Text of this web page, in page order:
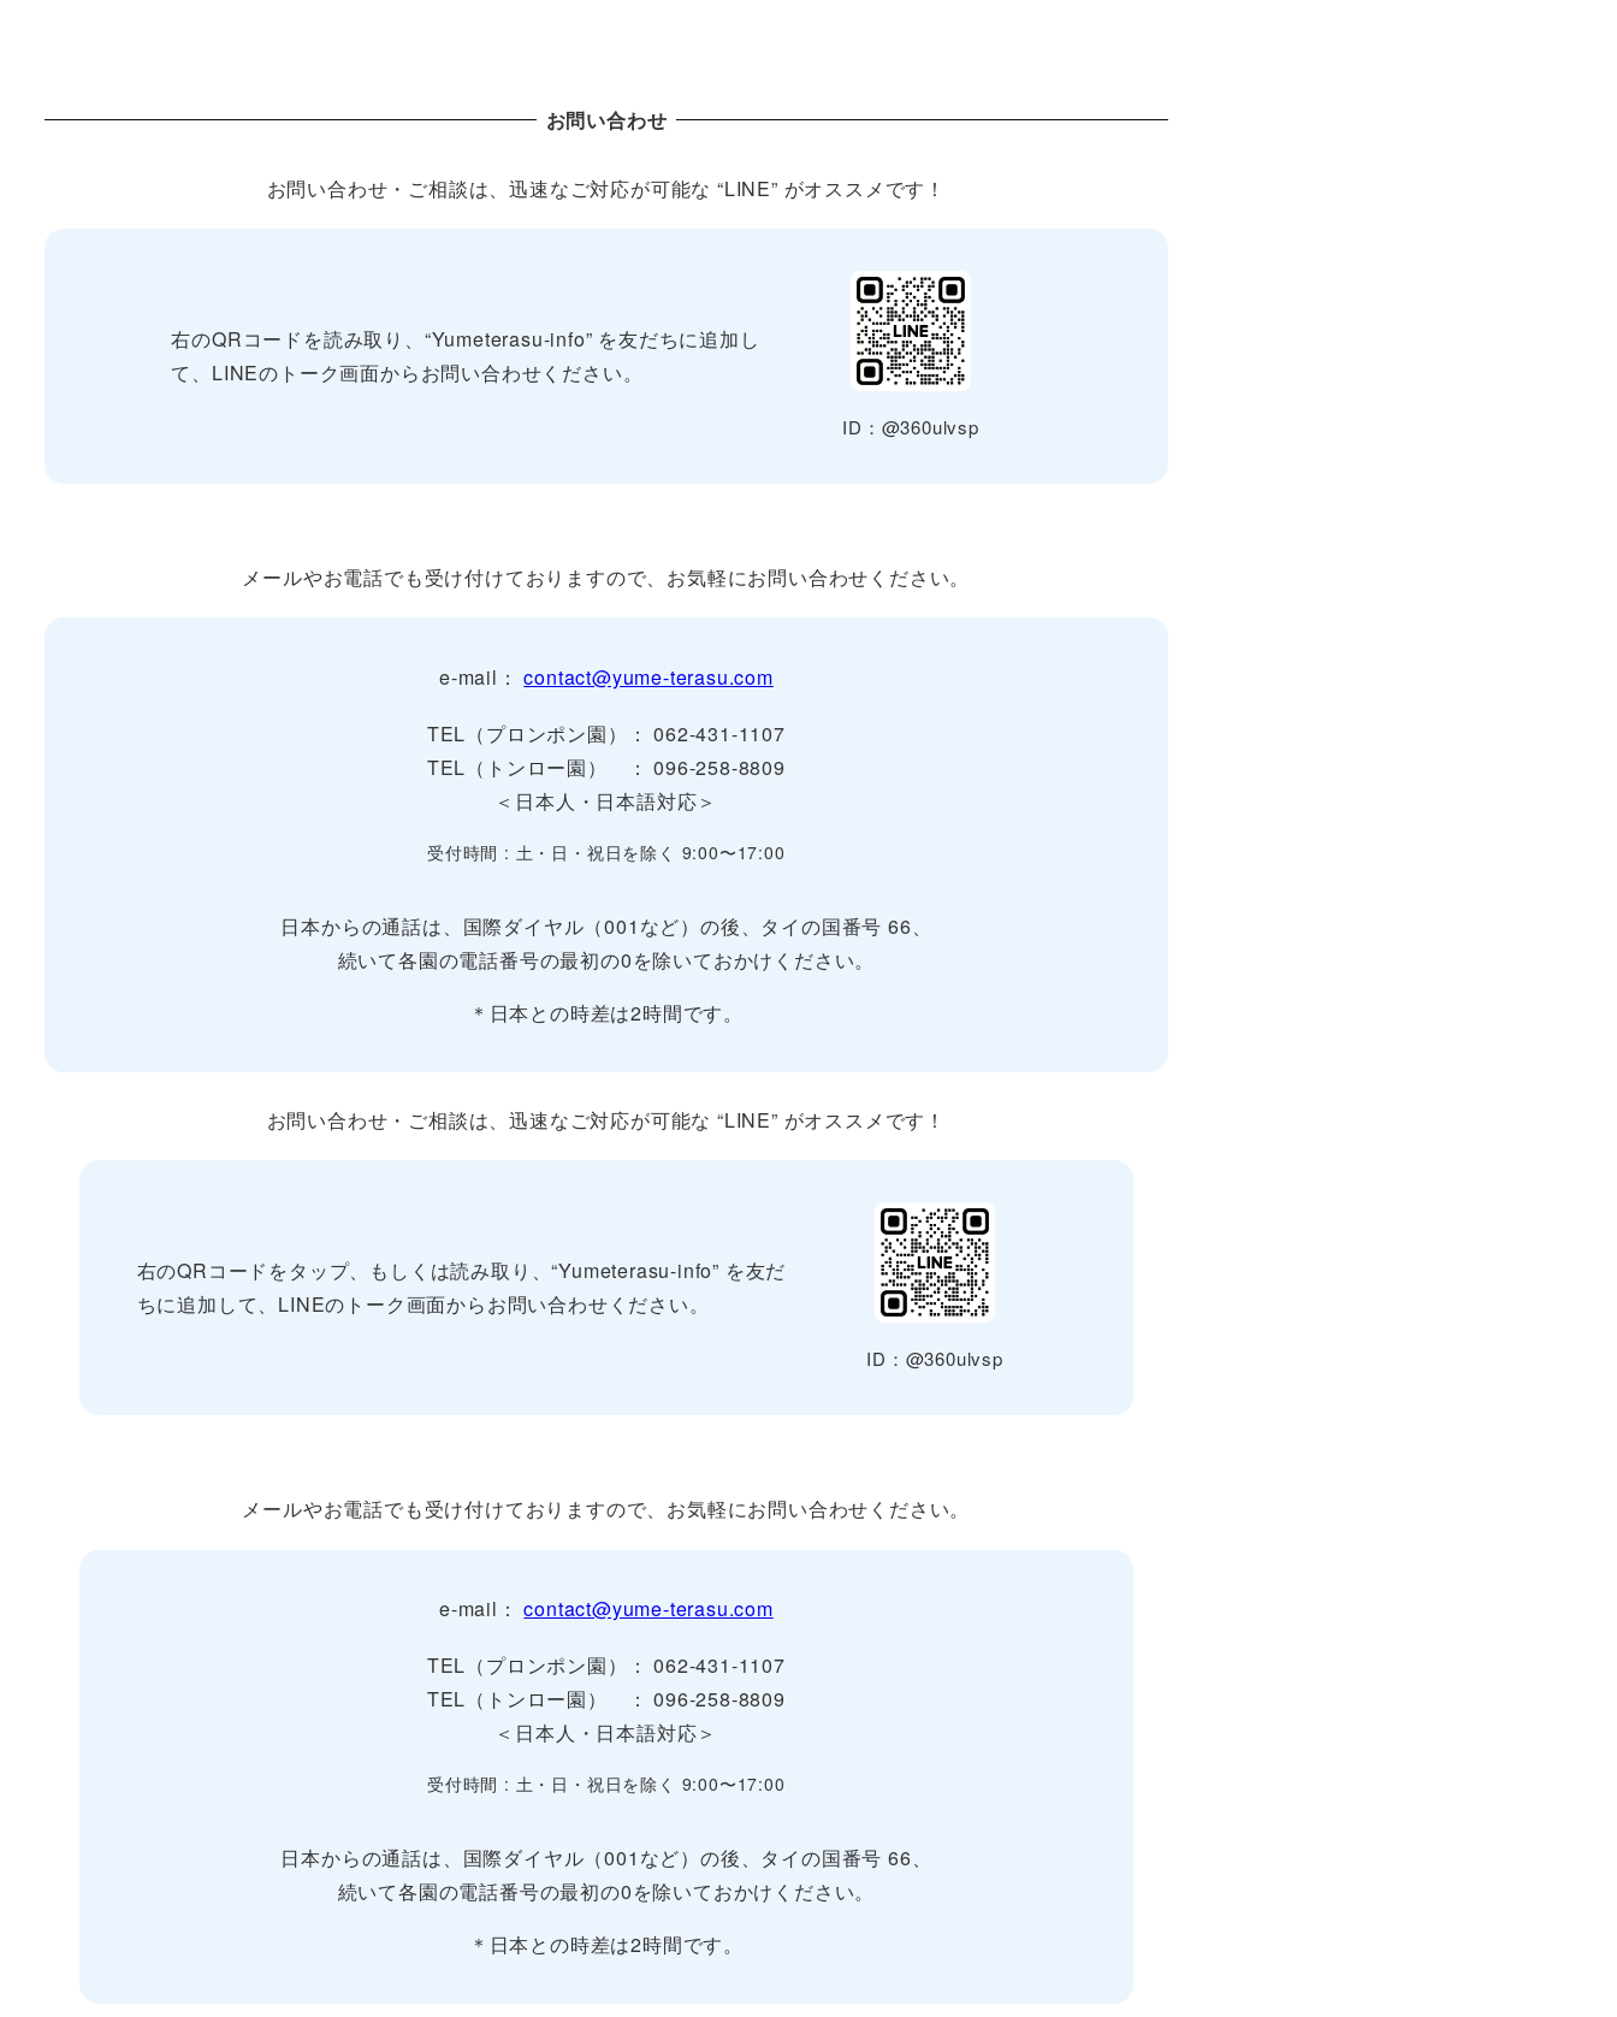
お問い合わせ
お問い合わせ・ご相談は、迅速なご対応が可能な “LINE” がオススメです！
右のQRコードを読み取り、“Yumeterasu-info” を友だちに追加し
て、LINEのトーク画面からお問い合わせください。
ID：@360ulvsp
メールやお電話でも受け付けておりますので、お気軽にお問い合わせください。
e-mail：contact@yume-terasu.com
TEL（プロンポン園）： 062-431-1107
TEL（トンロー園） ： 096-258-8809
＜日本人・日本語対応＞
受付時間 : 土・日・祝日を除く 9:00〜17:00
日本からの通話は、国際ダイヤル（001など）の後、タイの国番号 66、
続いて各園の電話番号の最初の0を除いておかけください。
＊日本との時差は2時間です。
お問い合わせ・ご相談は、迅速なご対応が可能な “LINE” がオススメです！
右のQRコードをタップ、もしくは読み取り、“Yumeterasu-info” を友だ
ちに追加して、LINEのトーク画面からお問い合わせください。
ID：@360ulvsp
メールやお電話でも受け付けておりますので、お気軽にお問い合わせください。
e-mail：contact@yume-terasu.com
TEL（プロンポン園）： 062-431-1107
TEL（トンロー園） ： 096-258-8809
＜日本人・日本語対応＞
受付時間 : 土・日・祝日を除く 9:00〜17:00
日本からの通話は、国際ダイヤル（001など）の後、タイの国番号 66、
続いて各園の電話番号の最初の0を除いておかけください。
＊日本との時差は2時間です。